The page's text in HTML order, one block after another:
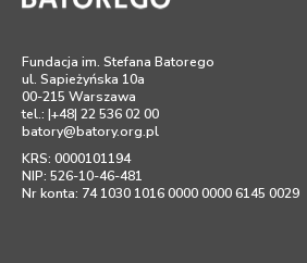
Fundacja im. Stefana Batorego
ul. Sapieżyńska 10a
00-215 Warszawa
tel.: |+48| 22 536 02 00
batory@batory.org.pl
KRS: 0000101194
NIP: 526-10-46-481
Nr konta: 74 1030 1016 0000 0000 6145 0029